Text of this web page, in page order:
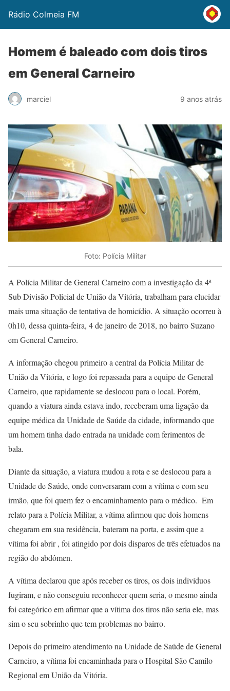
Rádio Colmeia FM
Homem é baleado com dois tiros
em General Carneiro
marciel 9 anos atrás
Foto: Polícia Militar
A Polícia Militar de General Carneiro com a investigação da 4ª
Sub Divisão Policial de União da Vitória, trabalham para elucidar
mais uma situação de tentativa de homicídio. A situação ocorreu à
0h10, dessa quinta-feira, 4 de janeiro de 2018, no bairro Suzano
em General Carneiro.
A informação chegou primeiro a central da Polícia Militar de
União da Vitória, e logo foi repassada para a equipe de General
Carneiro, que rapidamente se deslocou para o local. Porém,
quando a viatura ainda estava indo, receberam uma ligação da
equipe médica da Unidade de Saúde da cidade, informando que
um homem tinha dado entrada na unidade com ferimentos de
bala.
Diante da situação, a viatura mudou a rota e se deslocou para a
Unidade de Saúde, onde conversaram com a vítima e com seu
irmão, que foi quem fez o encaminhamento para o médico. Em
relato para a Polícia Militar, a vítima afirmou que dois homens
chegaram em sua residência, bateram na porta, e assim que a
vítima foi abrir , foi atingido por dois disparos de três efetuados na
região do abdômen.
A vítima declarou que após receber os tiros, os dois indivíduos
fugiram, e não conseguiu reconhecer quem seria, o mesmo ainda
foi categórico em afirmar que a vítima dos tiros não seria ele, mas
sim o seu sobrinho que tem problemas no bairro.
Depois do primeiro atendimento na Unidade de Saúde de General
Carneiro, a vítima foi encaminhada para o Hospital São Camilo
Regional em União da Vitória.